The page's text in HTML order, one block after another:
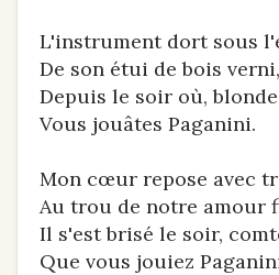
L'instrument dort sous
De son étui de bois verni,
Depuis le soir où,
Vous jouâtes Paganini.
Mon cœur repose avec
Au trou de notre amour
Il s'est brisé le soir,
Que vous jouiez